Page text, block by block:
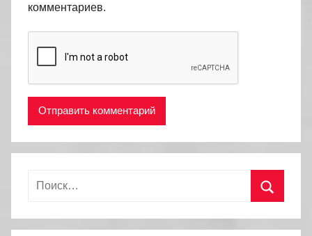
комментариев.
Найти: